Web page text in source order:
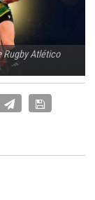
Rugby Atlético